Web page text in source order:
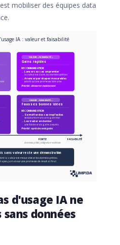
mobiliser des équipes data
IA : valeur et faisabilité
FORTE
données prêtes, intégration maîtrisée
FAISABILITÉ
VALEUR + FAISABILITÉ +
Gains rapides
RECOMMANDATION
→ Lancer ces cas en premier
la valeur est claire, les données prêtes
→ Avancer par étapes mesurables
plutôt qu’une promesse lointaine
Priorité : démarrer maintenant
VALEUR - FAISABILITÉ +
Fausses bonnes idées
RECOMMANDATION
→ Se méfier des cas trop faciles
séduisants mais sans gain réel
→ Les traiter en dernier
une fois les vrais gains assurés
Priorité : après les vrais gains
sans valeur reste une démonstration
la valeur est mesurable et les données prêtes.
jamais sur une promesse de résultat final.
d'usage IA ne
données